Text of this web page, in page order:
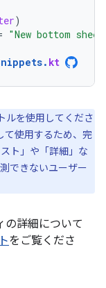
)
"New bottom
. kt
ルを使用してくださ
て使用するため、完
ト」や「詳細」な
できないユーザー
の詳細について
をご覧くださ